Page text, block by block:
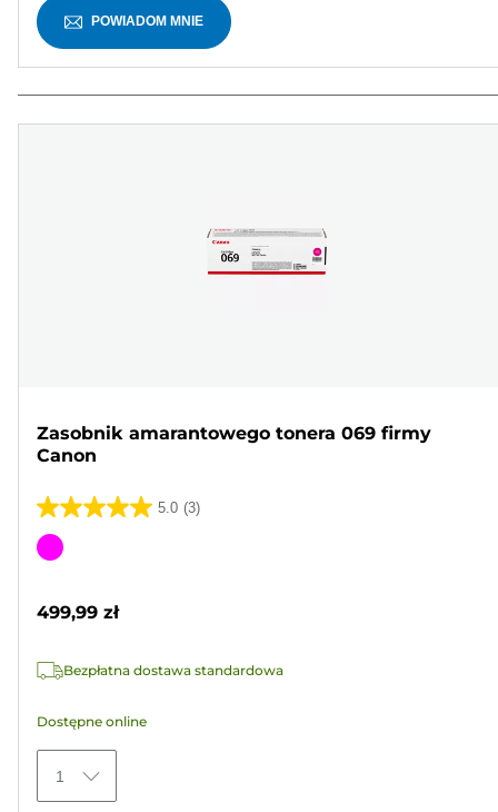
POWIADOM MNIE
Zasobnik amarantowego tonera 069 firmy
Canon
5.0 (3)
5.0
na
Wkład
499,99 zł
Bezpłatna dostawa standardowa
Dostępne online
1